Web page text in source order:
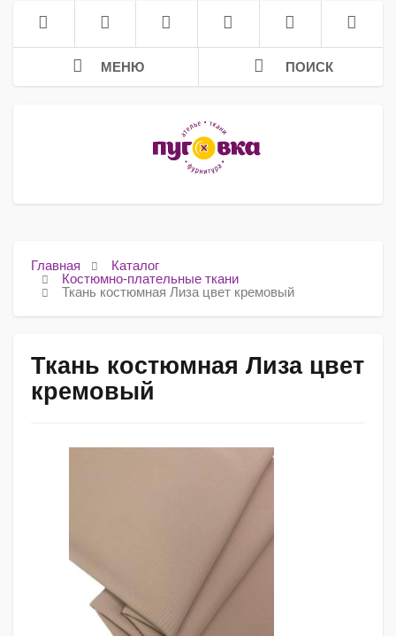
МЕНЮ ПОИСК
Главная
Каталог
Костюмно-плательные ткани
Ткань костюмная Лиза цвет кремовый
Ткань костюмная Лиза цвет
кремовый